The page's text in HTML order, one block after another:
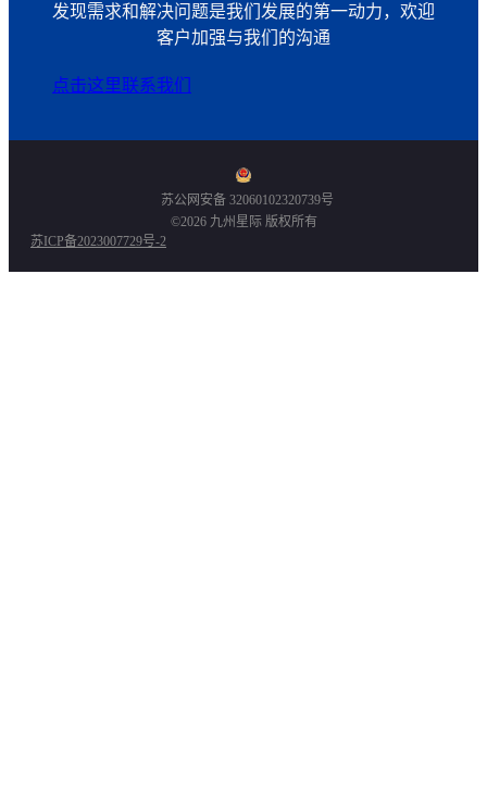
发现需求和解决问题是我们发展的第一动力，欢迎
客户加强与我们的沟通
点击这里联系我们
苏公网安备 32060102320739号
©2026 九州星际 版权所有
苏ICP备2023007729号-2